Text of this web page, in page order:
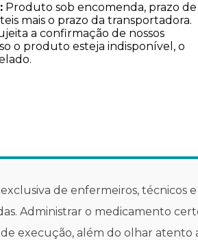
Produto sob encomenda, prazo de
mais o prazo da transportadora.
a confirmação de nossos
o produto esteja indisponível, o
de enfermeiros, técnicos
Administrar o medicamento
execução, além do olhar atento